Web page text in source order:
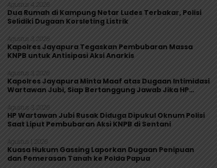
Agustus 4, 2026
Dua Rumah di Kampung Netar Ludes Terbakar, Polisi
Selidiki Dugaan Korsleting Listrik
Agustus 3, 2026
Kapolres Jayapura Tegaskan Pembubaran Massa
KNPB untuk Antisipasi Aksi Anarkis
Agustus 3, 2026
Kapolres Jayapura Minta Maaf atas Dugaan Intimidasi
Wartawan Jubi, Siap Bertanggung Jawab Jika HP
Agustus 3, 2026
HP Wartawan Jubi Rusak Diduga Dipukul Oknum Polisi
Saat Liput Pembubaran Aksi KNPB di Sentani
Agustus 1, 2026
Kuasa Hukum Gassing Laporkan Dugaan Penipuan
dan Pemerasan Tanah ke Polda Papua